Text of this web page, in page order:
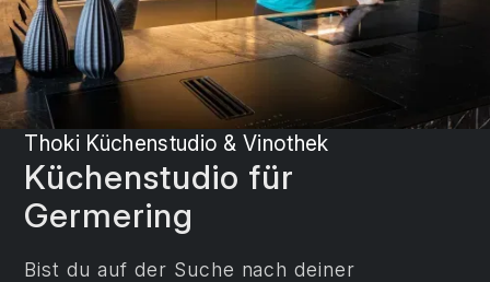
Thoki Küchenstudio & Vinothek
Küchenstudio für
Germering
Bist du auf der Suche nach deiner